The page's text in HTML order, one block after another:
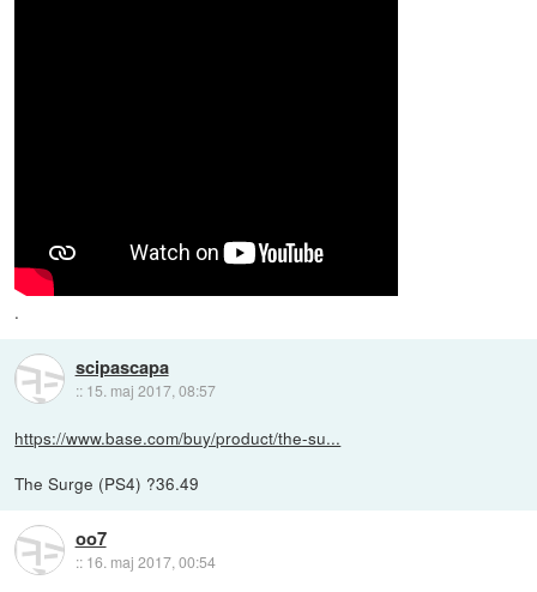
.
scipascapa
:: 15. maj 2017, 08:57
https://www.base.com/buy/product/the-su...
The Surge (PS4) ?36.49
oo7
:: 16. maj 2017, 00:54